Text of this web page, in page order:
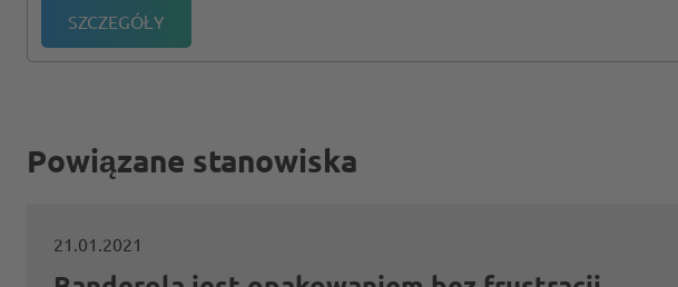
SZCZEGÓŁY
Powiązane stanowiska
21.01.2021